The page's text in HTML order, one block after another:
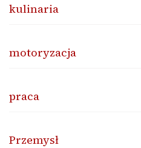
kulinaria
motoryzacja
praca
Przemysł